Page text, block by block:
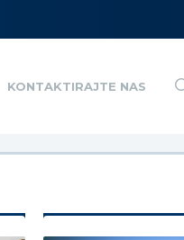
KONTAKTIRAJTE NAS